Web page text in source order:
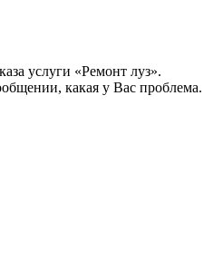
услуги «Ремонт луз».
какая у Вас проблема.